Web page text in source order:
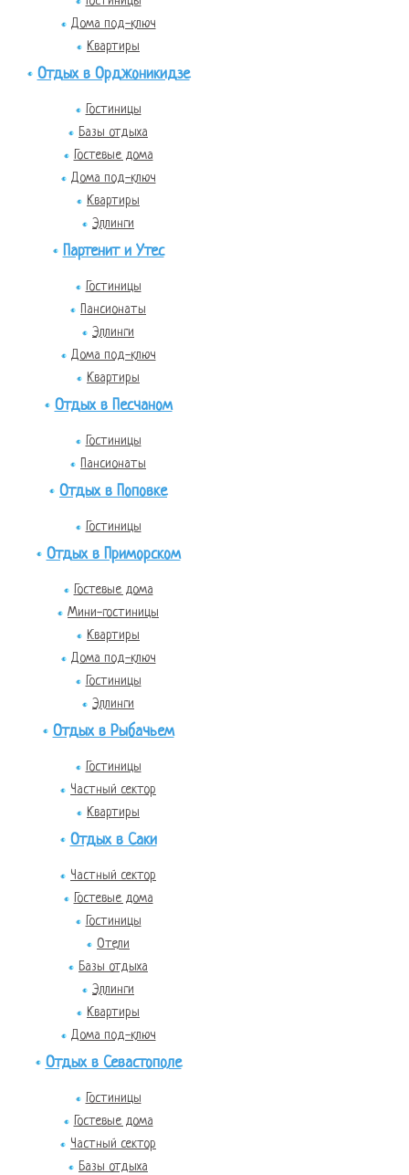
Дома под-ключ
Квартиры
Отдых в Орджоникидзе
Гостиницы
Базы отдыха
Гостевые дома
Дома под-ключ
Квартиры
Эллинги
Партенит и Утес
Гостиницы
Пансионаты
Эллинги
Дома под-ключ
Квартиры
Отдых в Песчаном
Гостиницы
Пансионаты
Отдых в Поповке
Гостиницы
Отдых в Приморском
Гостевые дома
Мини-гостиницы
Квартиры
Дома под-ключ
Гостиницы
Эллинги
Отдых в Рыбачьем
Гостиницы
Частный сектор
Квартиры
Отдых в Саки
Частный сектор
Гостевые дома
Гостиницы
Отели
Базы отдыха
Эллинги
Квартиры
Дома под-ключ
Отдых в Севастополе
Гостиницы
Гостевые дома
Частный сектор
Базы отдыха